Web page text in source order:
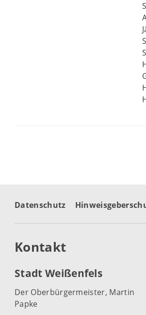
Datenschutz
Kontakt
Stadt Weißenfels
Der Oberbürgermeister, Martin
Papke